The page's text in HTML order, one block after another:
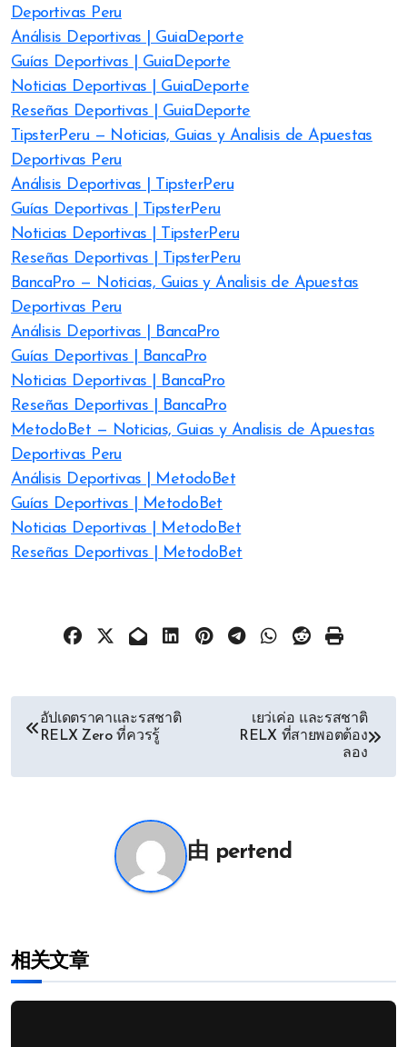
Deportivas Peru
Análisis Deportivas | GuiaDeporte
Guías Deportivas | GuiaDeporte
Noticias Deportivas | GuiaDeporte
Reseñas Deportivas | GuiaDeporte
TipsterPeru — Noticias, Guias y Analisis de Apuestas
Deportivas Peru
Análisis Deportivas | TipsterPeru
Guías Deportivas | TipsterPeru
Noticias Deportivas | TipsterPeru
Reseñas Deportivas | TipsterPeru
BancaPro — Noticias, Guias y Analisis de Apuestas
Deportivas Peru
Análisis Deportivas | BancaPro
Guías Deportivas | BancaPro
Noticias Deportivas | BancaPro
Reseñas Deportivas | BancaPro
MetodoBet — Noticias, Guias y Analisis de Apuestas
Deportivas Peru
Análisis Deportivas | MetodoBet
Guías Deportivas | MetodoBet
Noticias Deportivas | MetodoBet
Reseñas Deportivas | MetodoBet
文อัปเดตราคาและรสชาติ
RELX Zero ที่ควรรู้
เยว่เค่อ และรสชาติ
RELX ที่สายพอตต้อง
ลอง
由 pertend
相关文章